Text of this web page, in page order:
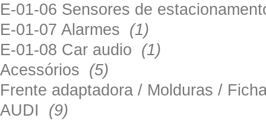
E-01-06 Sensores de
E-01-07 Alarmes (1)
E-01-08 Car audio (1)
Acessórios (5)
Frente adaptadora / Molduras /
AUDI (9)